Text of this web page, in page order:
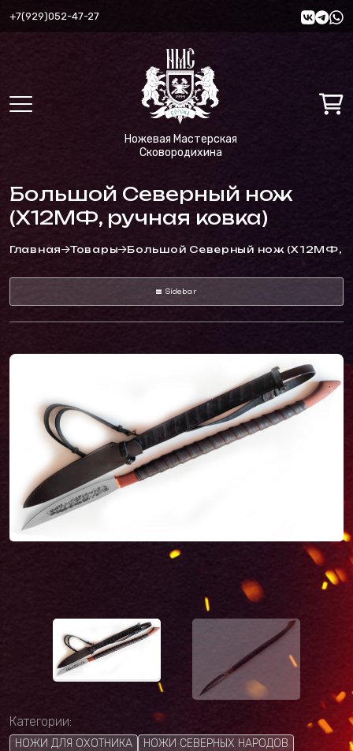
+7(929)052-47-27
Ножевая Мастерская
Сковородихина
Большой Северный нож
(Х12МФ, ручная ковка)
Главная Товары Большой Северный нож (Х12МФ,
Sidebar
Категории:
НОЖИ ДЛЯ ОХОТНИКА
НОЖИ СЕВЕРНЫХ НАРОДОВ